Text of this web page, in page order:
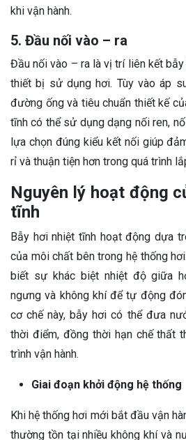
khi vận hành.
5. Đầu nối vào – ra
Đầu nối vào – ra là vị trí liên kết
thiết bị sử dụng hơi. Tùy vào áp
đường ống và tiêu chuẩn thiết kế
tĩnh có thể sử dụng dạng nối ren,
lựa chọn đúng kiểu kết nối giúp
rỉ và thuận tiện hơn trong quá trình
Nguyên lý hoạt động
tĩnh
Bẫy hơi nhiệt tĩnh hoạt động dựa
của môi chất bên trong hệ thống
biết sự khác biệt nhiệt độ giữa
ngưng và không khí để tự động
cơ chế này, bẫy hơi có thể đưa
thời điểm, đồng thời hạn chế thất
trình vận hành.
Giai đoạn khởi động hệ thống
Khi hệ thống hơi mới bắt đầu vận
thường tồn tại nhiều không khí và